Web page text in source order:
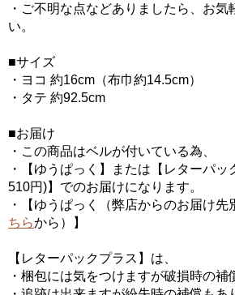
・ご不明な点などありましたら、お気
い。
■サイズ
・ヨコ 約16cm（布巾約14.5cm）
・タテ 約92.5cm
■お届け
・この商品はベルが付いている為、
・【ゆうぱっく】または【レターパッ
510円)】でのお届けになります。
・【ゆうぱっく（弊店からのお届け先
ちらから）】
【レターパックプラス】は、
・梱包には気をつけますが破損時の補